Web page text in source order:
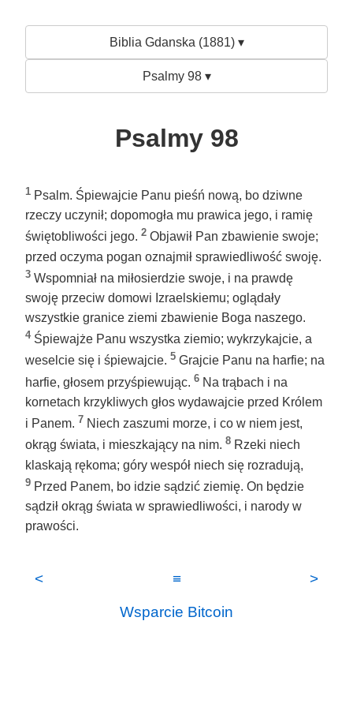
Biblia Gdanska (1881) ▾
Psalmy 98 ▾
Psalmy 98
1 Psalm. Śpiewajcie Panu pieśń nową, bo dziwne
rzeczy uczynił; dopomogła mu prawica jego, i ramię
świętobliwości jego. 2 Objawił Pan zbawienie swoje;
przed oczyma pogan oznajmił sprawiedliwość swoję.
3 Wspomniał na miłosierdzie swoje, i na prawdę
swoję przeciw domowi Izraelskiemu; oglądały
wszystkie granice ziemi zbawienie Boga naszego.
4 Śpiewajże Panu wszystka ziemio; wykrzykajcie, a
weselcie się i śpiewajcie. 5 Grajcie Panu na harfie; na
harfie, głosem przyśpiewując. 6 Na trąbach i na
kornetach krzykliwych głos wydawajcie przed Królem
i Panem. 7 Niech zaszumi morze, i co w niem jest,
okrąg świata, i mieszkający na nim. 8 Rzeki niech
klaskają rękoma; góry wespół niech się rozradują,
9 Przed Panem, bo idzie sądzić ziemię. On będzie
sądził okrąg świata w sprawiedliwości, i narody w
prawości.
< ≡
>
Wsparcie Bitcoin